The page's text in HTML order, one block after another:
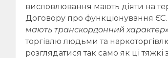
висловлювання мають діяти на
Договору про функціонування ЄС.
мають транскордонний характер»
торгівлю людьми та
розглядатися так само як ці